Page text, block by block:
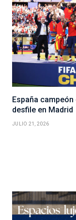
España
desfile en Madrid
JULIO 21, 2026